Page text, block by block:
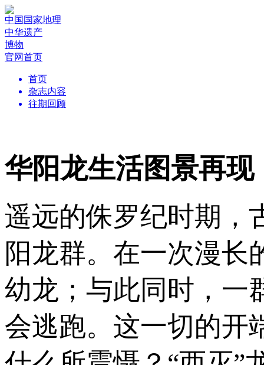
中国国家地理
中华遗产
博物
官网首页
首页
杂志内容
往期回顾
华阳龙生活图景再现
遥远的侏罗纪时期，
阳龙群。在一次漫长
幼龙；与此同时，一
会逃跑。这一切的开